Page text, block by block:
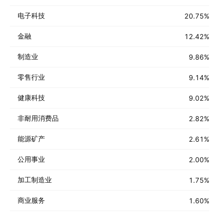
电子科技 20.75%
金融 12.42%
制造业 9.86%
零售行业 9.14%
健康科技 9.02%
非耐用消费品 2.82%
能源矿产 2.61 %
公用事业 2.00%
加工制造业 1.75%
商业服务 1.60%